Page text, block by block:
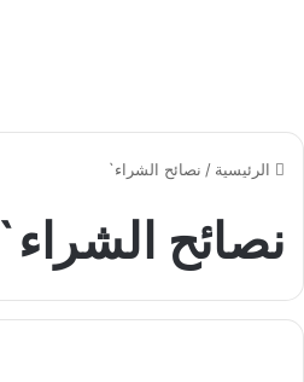
الرئيسية / نصائح الشراء`
نصائح الشراء`